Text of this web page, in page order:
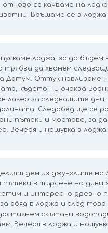
се качваме на
Връщаме се в лоджа
лоджа, за да бъдем в
трябва да хванем
Датум. Оттук навлизаме
където ни очаква
лагер за следващите
Следобед ще се
пътеки и мостове, за
Вечеря и нощувка в лоджа.
ден из джунглите на
пътеки в търсене на диви
и интересно древно
обяд в лоджа и след
скътани
Вечеря в лоджа и